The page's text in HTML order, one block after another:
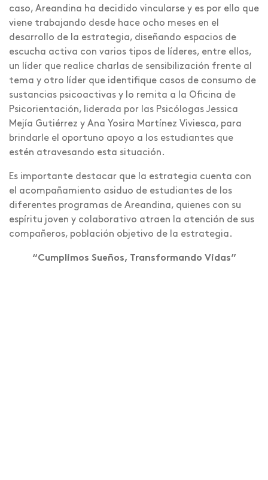
caso, Areandina ha decidido vincularse y es por ello que
viene trabajando desde hace ocho meses en el
desarrollo de la estrategia, diseñando espacios de
escucha activa con varios tipos de líderes, entre ellos,
un líder que realice charlas de sensibilización frente al
tema y otro líder que identifique casos de consumo de
sustancias psicoactivas y lo remita a la Oficina de
Psicorientación, liderada por las Psicólogas Jessica
Mejía Gutiérrez y Ana Yosira Martínez Viviesca, para
brindarle el oportuno apoyo a los estudiantes que
estén atravesando esta situación.
Es importante destacar que la estrategia cuenta con
el acompañamiento asiduo de estudiantes de los
diferentes programas de Areandina, quienes con su
espíritu joven y colaborativo atraen la atención de sus
compañeros, población objetivo de la estrategia.
“Cumplimos Sueños, Transformando Vidas”